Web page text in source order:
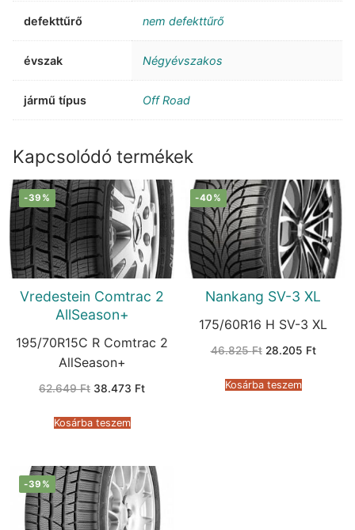
defekttűrő nem defekttűrő
évszak Négyévszakos
jármű típus Off Road
Kapcsolódó termékek
-39%
Vredestein Comtrac 2
AllSeason+
195/70R15C R Comtrac 2
AllSeason+
62.649Ft Original
62.649 Ft.
38.473 FtCurrent
Kosárba teszem
-40%
Nankang SV-3 XL
175/60R16 H SV-3 XL
46.825Ft Original
46.825 Ft.
28.205 FtCurrent
Kosárba teszem
-39%